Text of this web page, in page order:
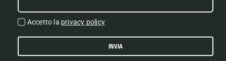
Accetto la privacy policy
INVIA